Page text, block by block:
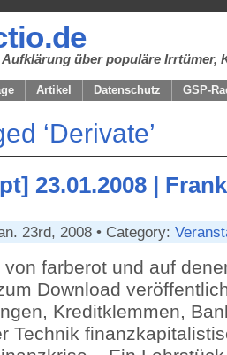
über populäre Irrtümer,
Artikel Datenschutz GSP-
‘Derivate’
23.01.2008 |
23rd, 2008 • Category:
farberot und auf
Download
Kreditklemmen,
Technik